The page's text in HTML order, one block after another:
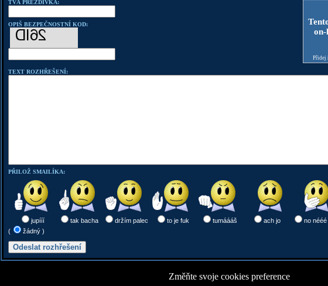
TVÁ PŘEZDÍVKA:
OPIŠ BEZPEČNOSTNÍ KOD:
on-
Přidej
TEXT ROZHŘEŠENÍ:
PŘILOŽ SMAILÍKA:
jupííí tak bacha držím palec to je fuk tumáááš ach jo no nééé
(
žádný )
Změňte svoje cookies preference